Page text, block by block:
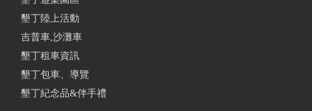
墾丁陸上活動
吉普車,沙灘車
墾丁租車資訊
墾丁包車、導覽
墾丁紀念品&伴手禮